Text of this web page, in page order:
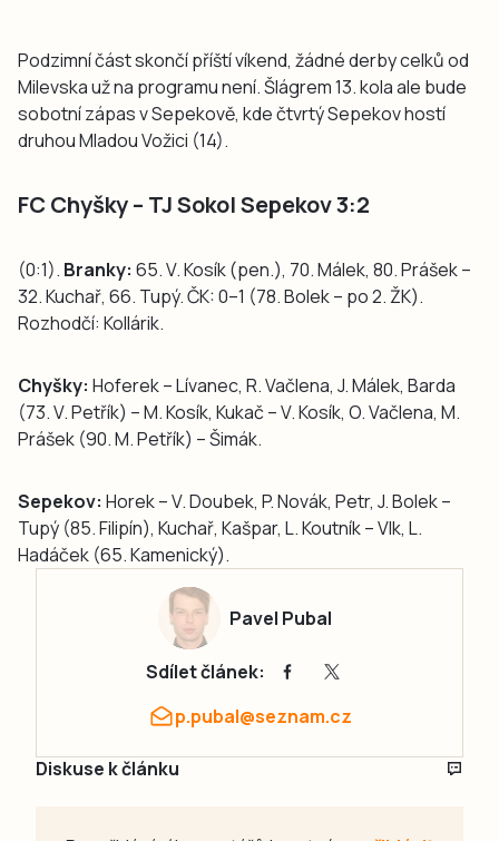
Podzimní část skončí příští víkend, žádné derby celků od
Milevska už na programu není. Šlágrem 13. kola ale bude
sobotní zápas v Sepekově, kde čtvrtý Sepekov hostí
druhou Mladou Vožici (14).
FC Chyšky – TJ Sokol Sepekov 3:2
(0:1). Branky: 65. V. Kosík (pen.), 70. Málek, 80. Prášek –
32. Kuchař, 66. Tupý. ČK: 0–1 (78. Bolek – po 2. ŽK).
Rozhodčí: Kollárik.
Chyšky: Hoferek – Lívanec, R. Vačlena, J. Málek, Barda
(73. V. Petřík) – M. Kosík, Kukač – V. Kosík, O. Vačlena, M.
Prášek (90. M. Petřík) – Šimák.
Sepekov: Horek – V. Doubek, P. Novák, Petr, J. Bolek –
Tupý (85. Filipín), Kuchař, Kašpar, L. Koutník – Vlk, L.
Hadáček (65. Kamenický).
Pavel Pubal
Sdílet článek:
p.pubal@seznam.cz
Diskuse k článku